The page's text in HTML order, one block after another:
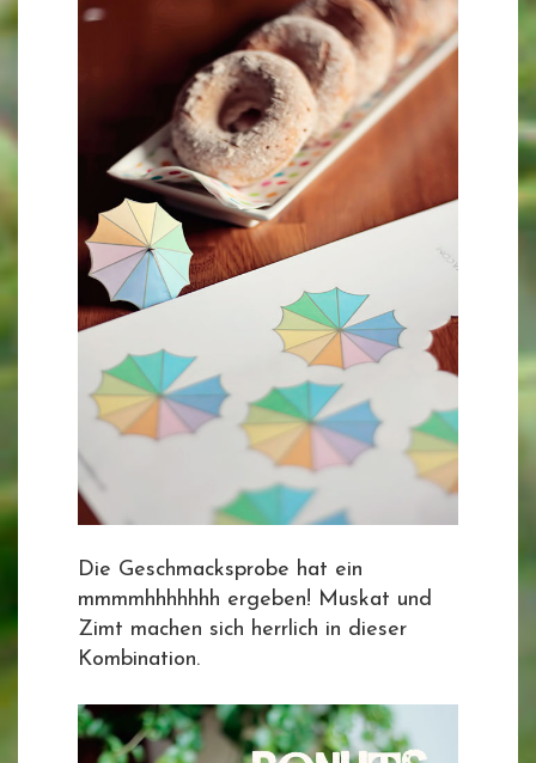
Die Geschmacksprobe hat ein
mmmmhhhhhhh ergeben! Muskat und
Zimt machen sich herrlich in dieser
Kombination.